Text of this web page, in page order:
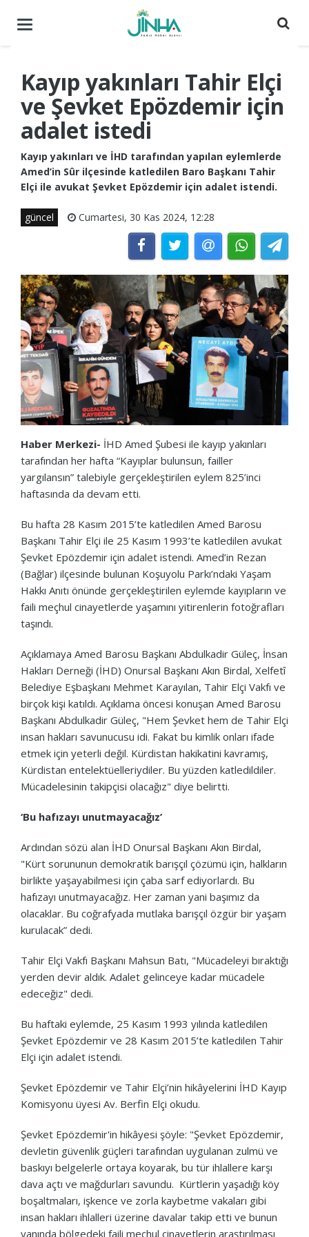
Menüyü
Kayıp yakınları Tahir Elçi
ve Şevket Epözdemir için
adalet istedi
Kayıp yakınları ve İHD tarafından yapılan eylemlerde
Amed’in Sûr ilçesinde katledilen Baro Başkanı Tahir
Elçi ile avukat Şevket Epözdemir için adalet istendi.
güncel Cumartesi, 30 Kas 2024, 12:28
Haber Merkezi- İHD Amed Şubesi ile kayıp yakınları
tarafından her hafta “Kayıplar bulunsun, failler
yargılansın” talebiyle gerçekleştirilen eylem 825’inci
haftasında da devam etti.
Bu hafta 28 Kasım 2015’te katledilen Amed Barosu
Başkanı Tahir Elçi ile 25 Kasım 1993’te katledilen avukat
Şevket Epözdemir için adalet istendi. Amed’in Rezan
(Bağlar) ilçesinde bulunan Koşuyolu Parkı’ndaki Yaşam
Hakkı Anıtı önünde gerçekleştirilen eylemde kayıpların ve
faili meçhul cinayetlerde yaşamını yitirenlerin fotoğrafları
taşındı.
Açıklamaya Amed Barosu Başkanı Abdulkadir Güleç, İnsan
Hakları Derneği (İHD) Onursal Başkanı Akın Birdal, Xelfetî
Belediye Eşbaşkanı Mehmet Karayılan, Tahir Elçi Vakfı ve
birçok kişi katıldı. Açıklama öncesi konuşan Amed Barosu
Başkanı Abdulkadir Güleç, "Hem Şevket hem de Tahir Elçi
insan hakları savunucusu idi. Fakat bu kimlik onları ifade
etmek için yeterli değil. Kürdistan hakikatini kavramış,
Kürdistan entelektüelleriydiler. Bu yüzden katledildiler.
Mücadelesinin takipçisi olacağız" diye belirtti.
‘Bu hafızayı unutmayacağız’
Ardından sözü alan İHD Onursal Başkanı Akın Birdal,
"Kürt sorununun demokratik barışçıl çözümü için, halkların
birlikte yaşayabilmesi için çaba sarf ediyorlardı. Bu
hafızayı unutmayacağız. Her zaman yani başımız da
olacaklar. Bu coğrafyada mutlaka barışçıl özgür bir yaşam
kurulacak” dedi.
Tahir Elçi Vakfı Başkanı Mahsun Batı, "Mücadeleyi bıraktığı
yerden devir aldık. Adalet gelinceye kadar mücadele
edeceğiz" dedi.
Bu haftaki eylemde, 25 Kasım 1993 yılında katledilen
Şevket Epözdemir ve 28 Kasım 2015’te katledilen Tahir
Elçi için adalet istendi.
Şevket Epözdemir ve Tahir Elçi’nin hikâyelerini İHD Kayıp
Komisyonu üyesi Av. Berfin Elçi okudu.
Şevket Epözdemir'in hikâyesi şöyle: "Şevket Epözdemir,
devletin güvenlik güçleri tarafından uygulanan zulmü ve
baskıyı belgelerle ortaya koyarak, bu tür ihlallere karşı
dava açtı ve mağdurları savundu. Kürtlerin yaşadığı köy
boşaltmaları, işkence ve zorla kaybetme vakaları gibi
insan hakları ihlalleri üzerine davalar takip etti ve bunun
yanında bölgedeki faili meçhul cinayetlerin araştırılması